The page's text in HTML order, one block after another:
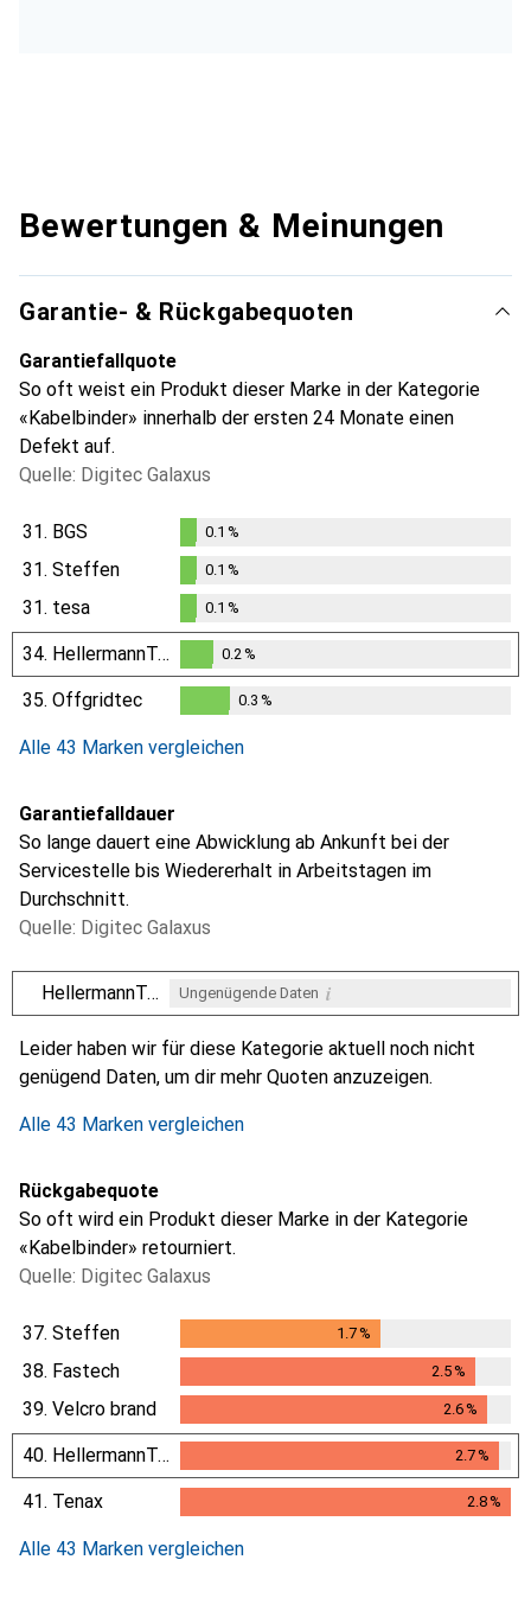
Bewertungen & Meinungen
Garantie- & Rückgabequoten
Garantiefallquote
So oft weist ein Produkt dieser Marke in der Kategorie
«Kabelbinder» innerhalb der ersten 24 Monate einen
Defekt auf.
Quelle: Digitec Galaxus
31. BGS
%
0.1 %
31. Steffen
%
0.1 %
31. tesa
0.1%
0.1 %
34. HellermannTyton
0.2%
0.2 %
35. Offgridtec 0.3 %
Alle 43 Marken vergleichen
Garantiefalldauer
So lange dauert eine Abwicklung ab Ankunft bei der
Servicestelle bis Wiedererhalt in Arbeitstagen im
Durchschnitt.
Quelle: Digitec Galaxus
HellermannTyton Ungenügende Daten i
Leider haben wir für diese Kategorie aktuell noch nicht
genügend Daten, um dir mehr Quoten anzuzeigen.
Alle 43 Marken vergleichen
Rückgabequote
So oft wird ein Produkt dieser Marke in der Kategorie
«Kabelbinder» retourniert.
Quelle: Digitec Galaxus
37. Steffen 1.7%
38. Fastech 2.5%
2.5%
39. Velcro brand 2.6%
2.6%
40. HellermannTyton 2.7%
2.7%
41. Tenax 2.8%
Alle 43 Marken vergleichen